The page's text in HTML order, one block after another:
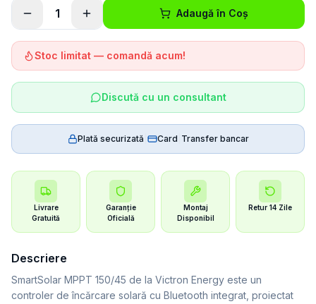
1 Adaugă în Coș
Stoc limitat — comandă acum!
Discută cu un consultant
Plată securizată Card Transfer bancar
Livrare
Gratuită
Garanție
Oficială
Montaj
Disponibil
Retur 14 Zile
Descriere
SmartSolar MPPT 150/45 de la Victron Energy este un
controler de încărcare solară cu Bluetooth integrat, proiectat